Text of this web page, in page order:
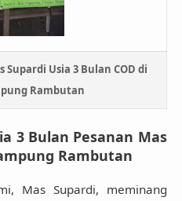
Supardi Usia 3 Bulan COD di
Rambutan
3 Bulan Pesanan Mas
Rambutan
Mas Supardi, meminang